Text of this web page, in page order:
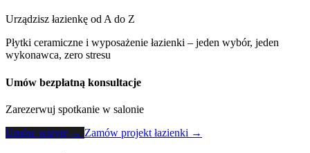
Urządzisz łazienkę od A do Z
Płytki ceramiczne i wyposażenie łazienki – jeden wybór, jeden
wykonawca, zero stresu
Umów bezpłatną konsultacje
Zarezerwuj spotkanie w salonie
Umów wizytę → Zamów projekt łazienki →